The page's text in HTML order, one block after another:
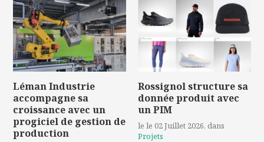
Léman Industrie
accompagne sa
croissance avec un
progiciel de gestion de
production
Rossignol structure sa
donnée produit avec
un PIM
le le 02 Juillet 2026, dans
Projets